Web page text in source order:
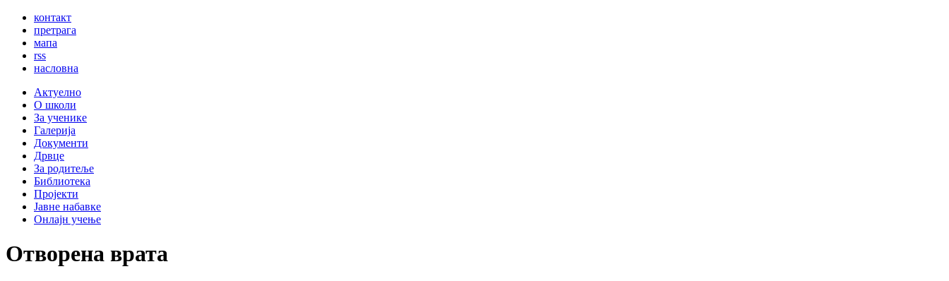
контакт
претрага
мапа
rss
насловна
Актуелно
О школи
За ученике
Галерија
Документи
Дрвце
За родитеље
Библиотека
Пројекти
Јавне набавке
Онлајн учење
Отворена врата